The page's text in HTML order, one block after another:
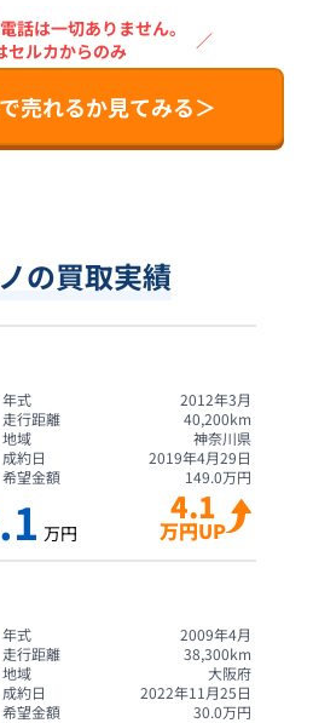
話は一切ありません。
セルカからのみ
／
売れるか見てみる＞
の買取実績
年式
2012年3月
走行距離
40,200km
地域
神奈川県
成約日
2019年4月29日
希望金額
149.0万円
万円
4.1
万円UP
年式
2009年4月
走行距離
38,300km
地域
大阪府
成約日
2022年11月25日
希望金額
30.0万円